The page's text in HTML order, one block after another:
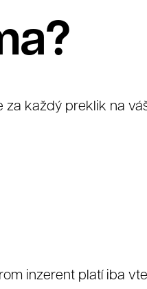
každý preklik na
inzerent platí iba